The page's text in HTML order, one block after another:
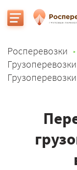
Росперевозки